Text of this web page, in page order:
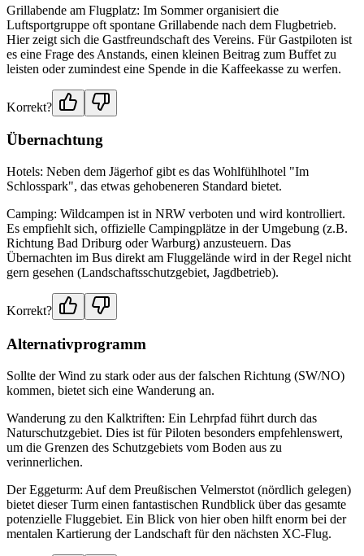
Grillabende am Flugplatz: Im Sommer organisiert die
Luftsportgruppe oft spontane Grillabende nach dem Flugbetrieb.
Hier zeigt sich die Gastfreundschaft des Vereins. Für Gastpiloten ist
es eine Frage des Anstands, einen kleinen Beitrag zum Buffet zu
leisten oder zumindest eine Spende in die Kaffeekasse zu werfen.
Korrekt?
Übernachtung
Hotels: Neben dem Jägerhof gibt es das Wohlfühlhotel "Im
Schlosspark", das etwas gehobeneren Standard bietet.
Camping: Wildcampen ist in NRW verboten und wird kontrolliert.
Es empfiehlt sich, offizielle Campingplätze in der Umgebung (z.B.
Richtung Bad Driburg oder Warburg) anzusteuern. Das
Übernachten im Bus direkt am Fluggelände wird in der Regel nicht
gern gesehen (Landschaftsschutzgebiet, Jagdbetrieb).
Korrekt?
Alternativprogramm
Sollte der Wind zu stark oder aus der falschen Richtung (SW/NO)
kommen, bietet sich eine Wanderung an.
Wanderung zu den Kalktriften: Ein Lehrpfad führt durch das
Naturschutzgebiet. Dies ist für Piloten besonders empfehlenswert,
um die Grenzen des Schutzgebiets vom Boden aus zu
verinnerlichen.
Der Eggeturm: Auf dem Preußischen Velmerstot (nördlich gelegen)
bietet dieser Turm einen fantastischen Rundblick über das gesamte
potenzielle Fluggebiet. Ein Blick von hier oben hilft enorm bei der
mentalen Kartierung der Landschaft für den nächsten XC-Flug.